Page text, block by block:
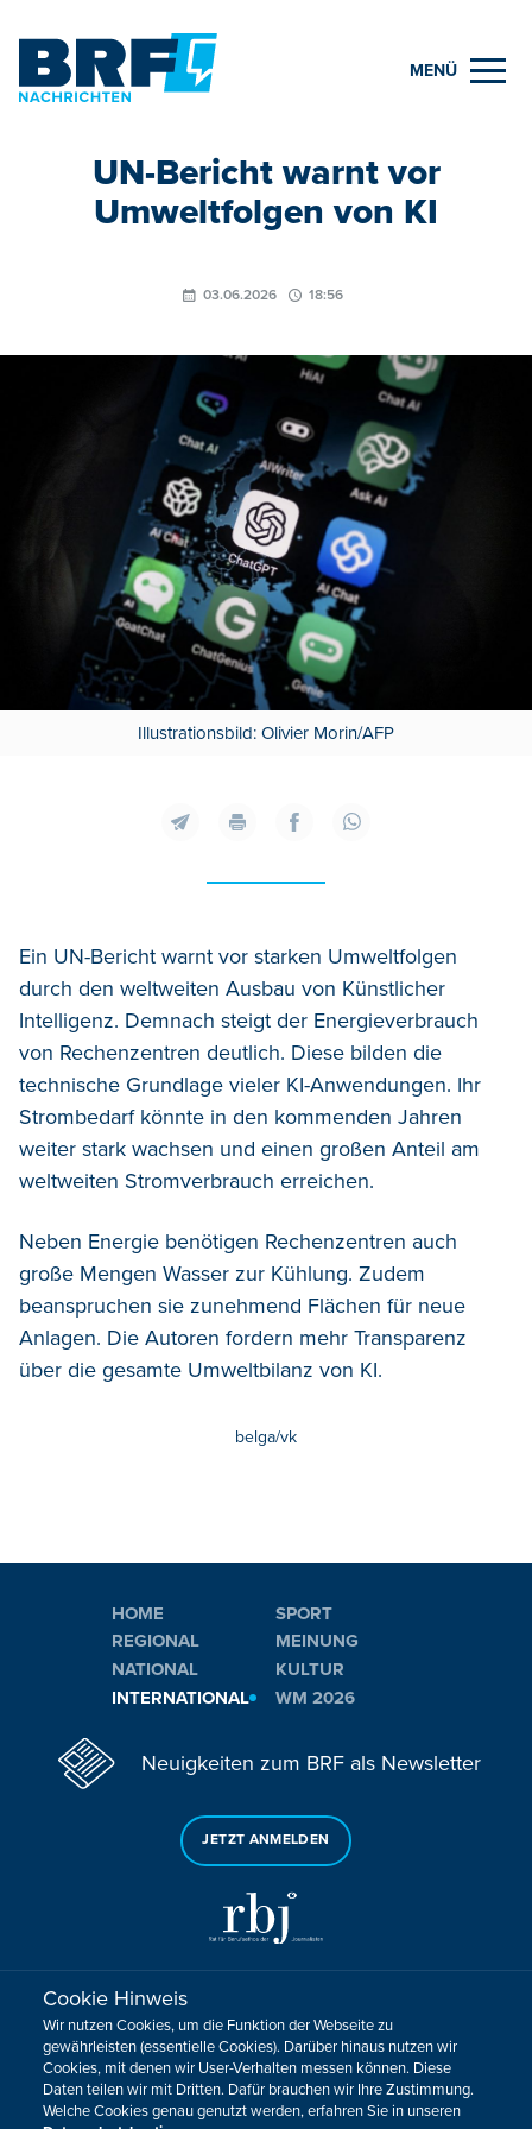
MENÜ
UN-Bericht warnt vor
Umweltfolgen von KI
03.06.2026 18:56
Illustrationsbild: Olivier Morin/AFP
Ein UN-Bericht warnt vor starken Umweltfolgen
durch den weltweiten Ausbau von Künstlicher
Intelligenz. Demnach steigt der Energieverbrauch
von Rechenzentren deutlich. Diese bilden die
technische Grundlage vieler KI-Anwendungen. Ihr
Strombedarf könnte in den kommenden Jahren
weiter stark wachsen und einen großen Anteil am
weltweiten Stromverbrauch erreichen.
Neben Energie benötigen Rechenzentren auch
große Mengen Wasser zur Kühlung. Zudem
beanspruchen sie zunehmend Flächen für neue
Anlagen. Die Autoren fordern mehr Transparenz
über die gesamte Umweltbilanz von KI.
belga/vk
HOME
REGIONAL
NATIONAL
INTERNATIONAL
SPORT
MEINUNG
KULTUR
WM 2026
Neuigkeiten zum BRF als Newsletter
JETZT ANMELDEN
Sie haben noch Fragen oder Anmerkungen?
Impressum Datenschutz Kontakt
Barrierefreiheit
Cookie-Zustimmung anpassen
Cookie Hinweis
Wir nutzen Cookies, um die Funktion der Webseite zu
gewährleisten (essentielle Cookies). Darüber hinaus nutzen wir
Cookies, mit denen wir User-Verhalten messen können. Diese
Daten teilen wir mit Dritten. Dafür brauchen wir Ihre Zustimmung.
Welche Cookies genau genutzt werden, erfahren Sie in unseren